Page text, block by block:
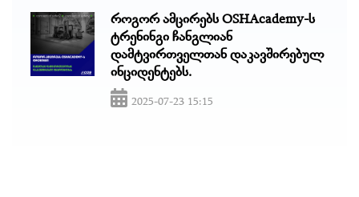
როგორ ამცირებს OSHAcademy-ს
ტრენინგი ჩანგლიან
დამტვირთველთან დაკავშირებულ
ინციდენტებს.
2025-07-23 15:15